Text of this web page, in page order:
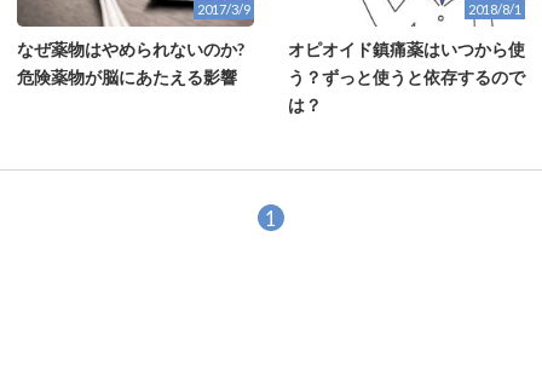
2017/3/9
なぜ薬物はやめられないのか?
危険薬物が脳にあたえる影響
2018/8/1
オピオイド鎮痛薬はいつから使
う？ずっと使うと依存するので
は？
1